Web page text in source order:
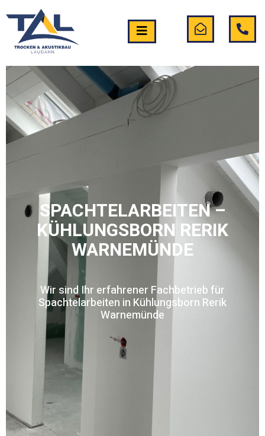
SPACHTELARBEITEN –
KÜHLUNGSBORN RERIK
WARNEMÜNDE
Wir sind Ihr erfahrener Fachbetrieb für
Spachtelarbeiten in Kühlungsborn Rerik
Warnemünde